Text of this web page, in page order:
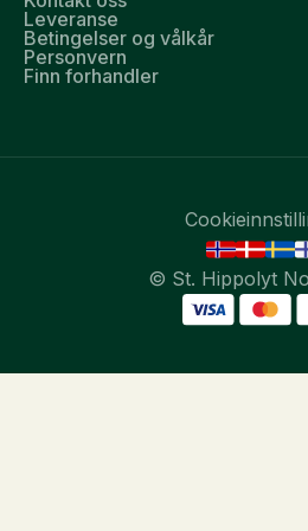
Leveranse
Betingelser og vålkår
Personvern
Finn forhandler
© St. Hippolyt